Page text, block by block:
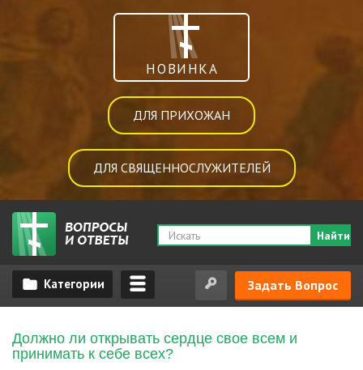
НОВИНКА
ДЛЯ ПРИХОЖАН
ДЛЯ СВЯЩЕННОСЛУЖИТЕЛЕЙ
Найти
Задать Вопрос
Должно ли открывать сердце свое всем и
принимать к себе всех?